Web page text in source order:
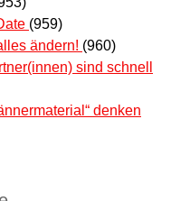
(959)
ändern! (960)
sind schnell
denken